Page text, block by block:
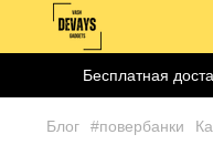
Бесплатная
Блог #повербанки